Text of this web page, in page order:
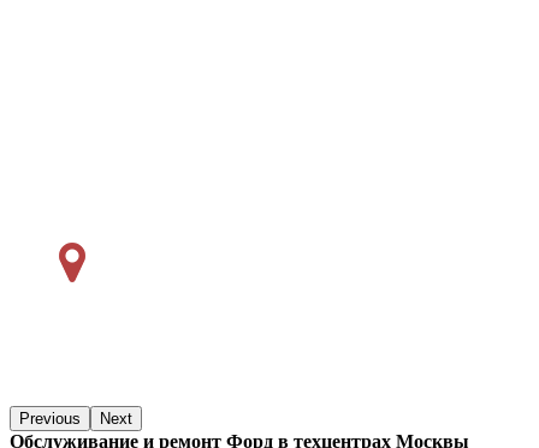
Previous Next
Обслуживание и ремонт Форд в техцентрах Москвы